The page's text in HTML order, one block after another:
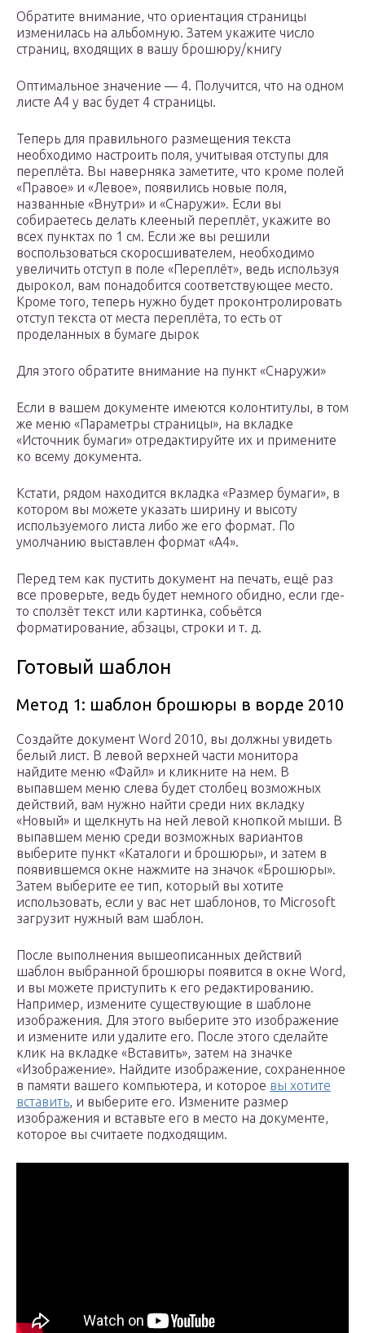
Обратите внимание, что ориентация страницы
изменилась на альбомную. Затем укажите число
страниц, входящих в вашу брошюру/книгу
Оптимальное значение — 4. Получится, что на одном
листе А4 у вас будет 4 страницы.
Теперь для правильного размещения текста
необходимо настроить поля, учитывая отступы для
переплёта. Вы наверняка заметите, что кроме полей
«Правое» и «Левое», появились новые поля,
названные «Внутри» и «Снаружи». Если вы
собираетесь делать клееный переплёт, укажите во
всех пунктах по 1 см. Если же вы решили
воспользоваться скоросшивателем, необходимо
увеличить отступ в поле «Переплёт», ведь используя
дырокол, вам понадобится соответствующее место.
Кроме того, теперь нужно будет проконтролировать
отступ текста от места переплёта, то есть от
проделанных в бумаге дырок
Для этого обратите внимание на пункт «Снаружи»
Если в вашем документе имеются колонтитулы, в том
же меню «Параметры страницы», на вкладке
«Источник бумаги» отредактируйте их и примените
ко всему документа.
Кстати, рядом находится вкладка «Размер бумаги», в
котором вы можете указать ширину и высоту
используемого листа либо же его формат. По
умолчанию выставлен формат «А4».
Перед тем как пустить документ на печать, ещё раз
все проверьте, ведь будет немного обидно, если где-
то сползёт текст или картинка, собьётся
форматирование, абзацы, строки и т. д.
Готовый шаблон
Метод 1: шаблон брошюры в ворде 2010
Создайте документ Word 2010, вы должны увидеть
белый лист. В левой верхней части монитора
найдите меню «Файл» и кликните на нем. В
выпавшем меню слева будет столбец возможных
действий, вам нужно найти среди них вкладку
«Новый» и щелкнуть на ней левой кнопкой мыши. В
выпавшем меню среди возможных вариантов
выберите пункт «Каталоги и брошюры», и затем в
появившемся окне нажмите на значок «Брошюры».
Затем выберите ее тип, который вы хотите
использовать, если у вас нет шаблонов, то Microsoft
загрузит нужный вам шаблон.
После выполнения вышеописанных действий
шаблон выбранной брошюры появится в окне Word,
и вы можете приступить к его редактированию.
Например, измените существующие в шаблоне
изображения. Для этого выберите это изображение
и измените или удалите его. После этого сделайте
клик на вкладке «Вставить», затем на значке
«Изображение». Найдите изображение, сохраненное
в памяти вашего компьютера, и которое вы хотите
вставить, и выберите его. Измените размер
изображения и вставьте его в место на документе,
которое вы считаете подходящим.